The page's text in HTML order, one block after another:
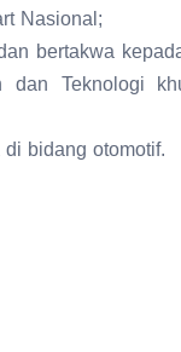
Nasional;
bertakwa
dan Teknologi
bidang otomotif.